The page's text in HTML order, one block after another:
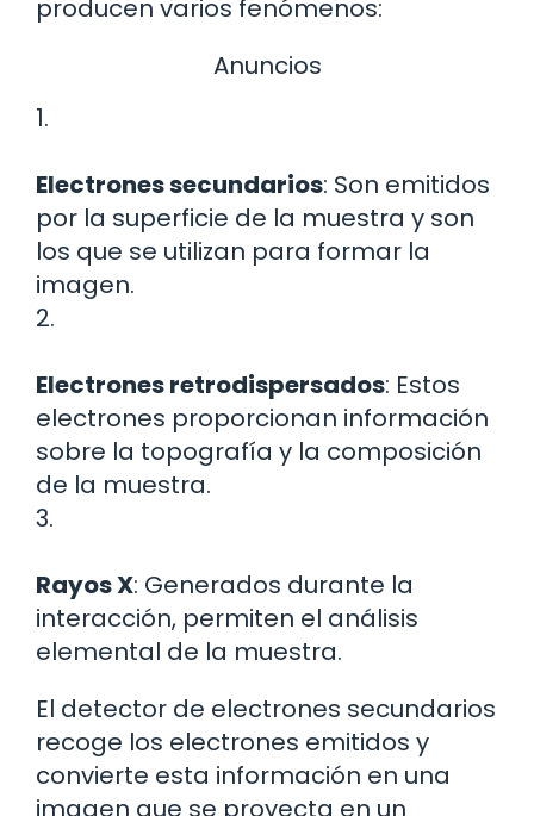
producen varios fenómenos:
Anuncios
1.
Electrones secundarios: Son emitidos
por la superficie de la muestra y son
los que se utilizan para formar la
imagen.
2.
Electrones retrodispersados: Estos
electrones proporcionan información
sobre la topografía y la composición
de la muestra.
3.
Rayos X: Generados durante la
interacción, permiten el análisis
elemental de la muestra.
El detector de electrones secundarios
recoge los electrones emitidos y
convierte esta información en una
imagen que se proyecta en un